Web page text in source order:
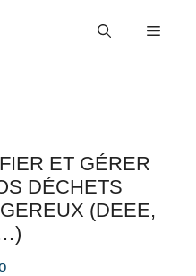
Menu
ET GÉRER
DÉCHETS
(DEEE,